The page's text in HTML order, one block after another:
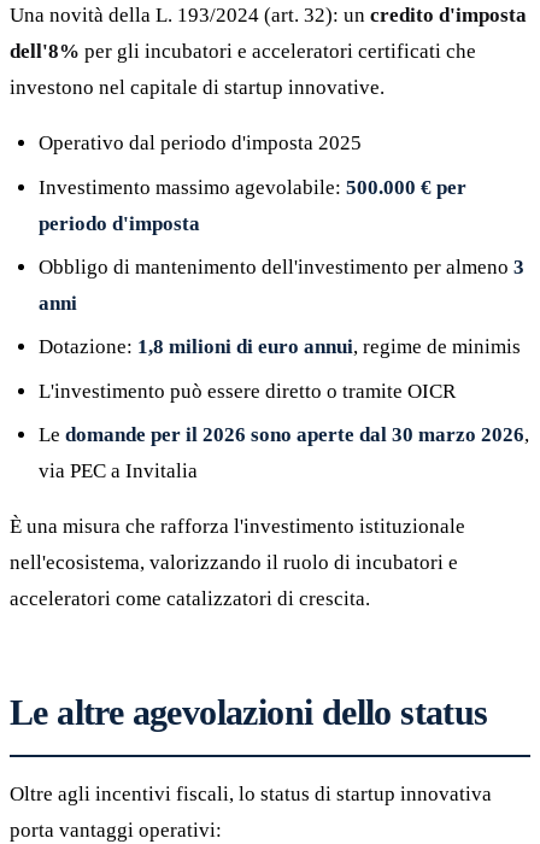
Una novità della L. 193/2024 (art. 32): un credito d'imposta
dell'8% per gli incubatori e acceleratori certificati che
investono nel capitale di startup innovative.
Operativo dal periodo d'imposta 2025
Investimento massimo agevolabile: 500.000 € per
periodo d'imposta
Obbligo di mantenimento dell'investimento per almeno 3
anni
Dotazione: 1,8 milioni di euro annui, regime de minimis
L'investimento può essere diretto o tramite OICR
Le domande per il 2026 sono aperte dal 30 marzo 2026,
via PEC a Invitalia
È una misura che rafforza l'investimento istituzionale
nell'ecosistema, valorizzando il ruolo di incubatori e
acceleratori come catalizzatori di crescita.
Le altre agevolazioni dello status
Oltre agli incentivi fiscali, lo status di startup innovativa
porta vantaggi operativi: